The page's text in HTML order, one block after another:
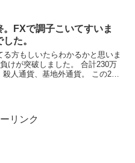
。FXで調子こいてすいま
た。
方もしいたらわかるかと思いま
けが突破しました。 合計230万
人通貨、基地外通貨。 この2文
リンク